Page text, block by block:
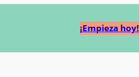
¡Empieza hoy!